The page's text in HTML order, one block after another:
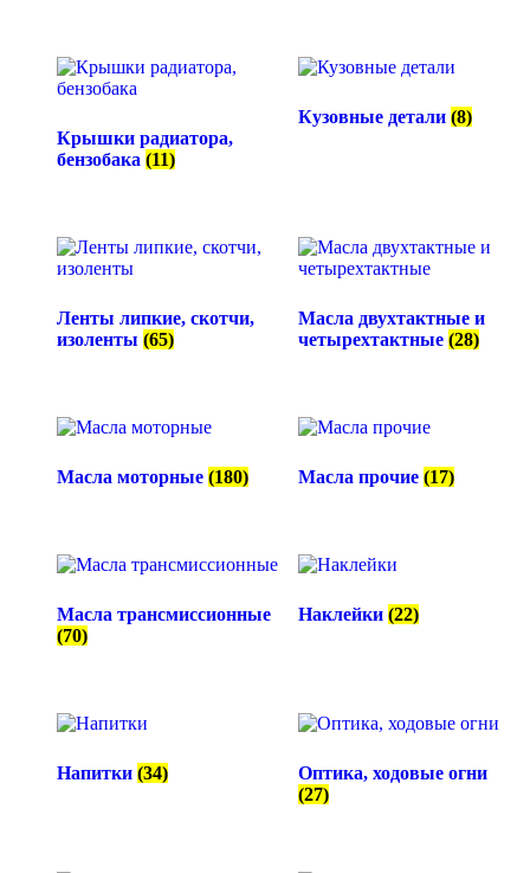
Крышки радиатора,
бензобака (11)
Кузовные детали (8)
Ленты липкие, скотчи,
изоленты (65)
Масла двухтактные и
четырехтактные (28)
Масла моторные (180) Масла прочие (17)
Масла трансмиссионные
(70)
Наклейки (22)
Напитки (34)
Оптика, ходовые огни
(27)